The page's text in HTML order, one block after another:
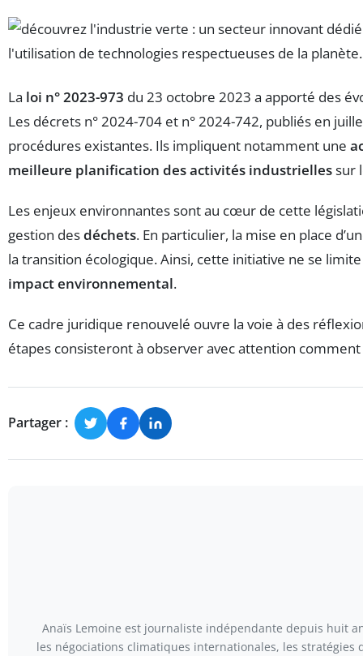
La loi n° 2023-973 du 23 octobre 2023 a apporté des
Les décrets n° 2024-704 et n° 2024-742, publiés en
procédures existantes. Ils impliquent notamment une
meilleure planification des activités industriellessur
Les enjeux environnantes sont au cœur de cette
gestion desdéchets. En particulier, la mise en place
la transition écologique. Ainsi, cette initiative ne se
impact environnemental.
Ce cadre juridique renouvelé ouvre la voie à des
étapes consisteront à observer avec attention
Partager :
Anaïs Lemoine est journaliste indépendante depuis huit
les négociations climatiques internationales, les